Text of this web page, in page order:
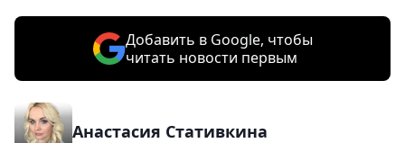
Добавить в Google, чтобы
читать новости первым
Анастасия Стативкина